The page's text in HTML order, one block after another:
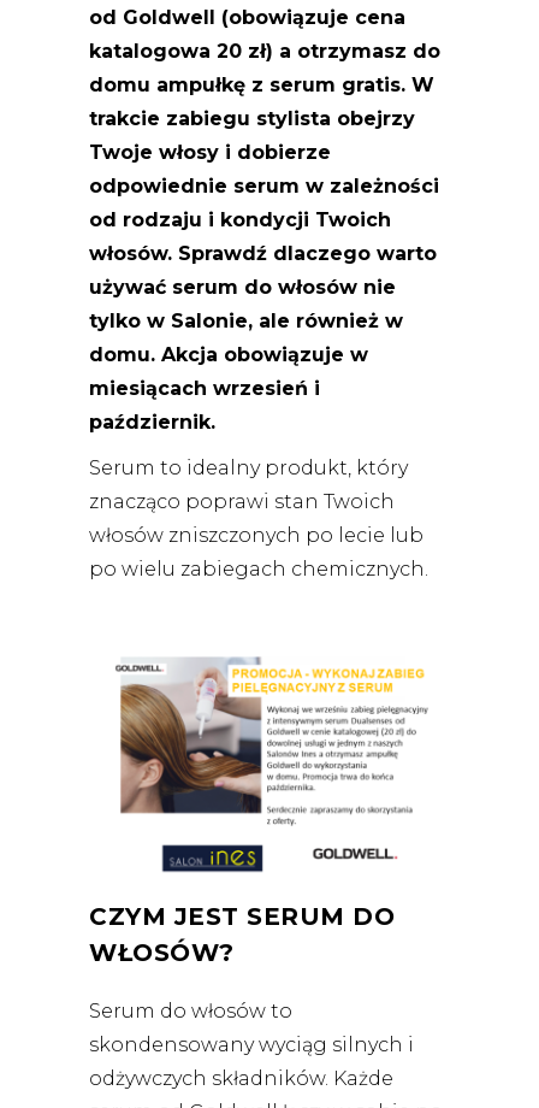
od Goldwell (obowiązuje cena
katalogowa 20 zł) a otrzymasz do
domu ampułkę z serum gratis. W
trakcie zabiegu stylista obejrzy
Twoje włosy i dobierze
odpowiednie serum w zależności
od rodzaju i kondycji Twoich
włosów. Sprawdź dlaczego warto
używać serum do włosów nie
tylko w Salonie, ale również w
domu. Akcja obowiązuje w
miesiącach wrzesień i
październik.
Serum to idealny produkt, który
znacząco poprawi stan Twoich
włosów zniszczonych po lecie lub
po wielu zabiegach chemicznych.
CZYM JEST SERUM DO
WŁOSÓW?
Serum do włosów to
skondensowany wyciąg silnych i
odżywczych składników. Każde